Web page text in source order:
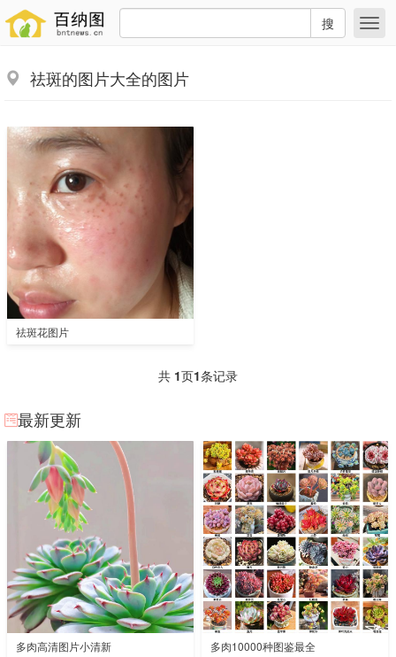
搜
祛斑的图片大全的图片
祛斑花图片
共 1页1条记录
最新更新
多肉高清图片小清新 多肉10000种图鉴最全